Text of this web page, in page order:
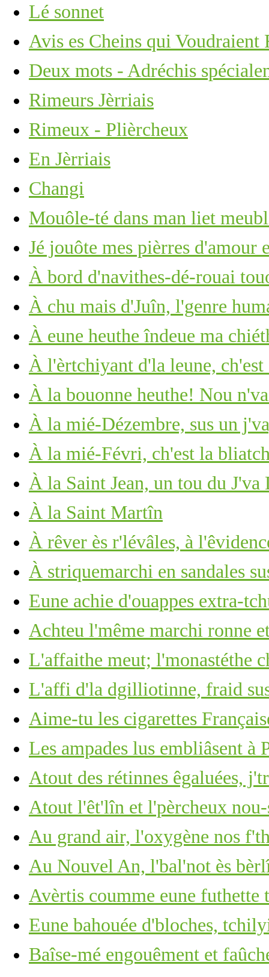
Lé sonnet
Avis es Cheins qui Voudraient
Deux mots - Adréchis
Rimeurs Jèrriais
Rimeux - Plièrcheux
En Jèrriais
Changi
Mouôle-té dans man liet
Jé jouôte mes pièrres d'amour
À bord d'navithes-dé-rouai
À chu mais d'Juîn, l'genre
À eune heuthe îndeue ma
À l'èrtchiyant d'la leune, ch'est
À la bouonne heuthe! Nou
À la mié-Dézembre, sus un
À la mié-Févri, ch'est la
À la Saint Jean, un tou du
À la Saint Martîn
À rêver ès r'lévâles, à
À striquemarchi en sandales
Eune achie d'ouappes extra-
Achteu l'même marchi ronne
L'affaithe meut; l'monastéthe
L'affi d'la dgilliotinne, fraid
Aime-tu les cigarettes
Les ampades lus embliâsent à
Atout des rétinnes êgaluées,
Atout l'êt'lîn et l'pèrcheux
Au grand air, l'oxygène nos
Au Nouvel An, l'bal'not ès
Avèrtis coumme eune futhette
Eune bahouée d'bloches,
Baîse-mé engouêment et